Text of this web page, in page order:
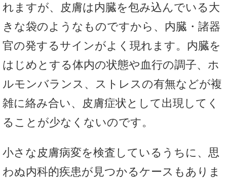
れますが、皮膚は内臓を包み込んでいる大
きな袋のようなものですから、内臓・諸器
官の発するサインがよく現れます。内臓を
はじめとする体内の状態や血行の調子、ホ
ルモンバランス、ストレスの有無などが複
雑に絡み合い、皮膚症状として出現してく
ることが少なくないのです。
小さな皮膚病変を検査しているうちに、思
わぬ内科的疾患が見つかるケースもありま